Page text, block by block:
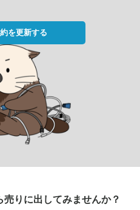
を更新する
売りに出してみませんか？